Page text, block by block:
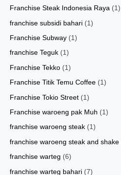
Franchise Steak Indonesia Raya (1)
franchise subsidi bahari (1)
Franchise Subway (1)
franchise Teguk (1)
Franchise Tekko (1)
Franchise Titik Temu Coffee (1)
Franchise Tokio Street (1)
Franchise waroeng pak Muh (1)
franchise waroeng steak (1)
franchise waroeng steak and shake
franchise warteg (6)
franchise warteg bahari (7)